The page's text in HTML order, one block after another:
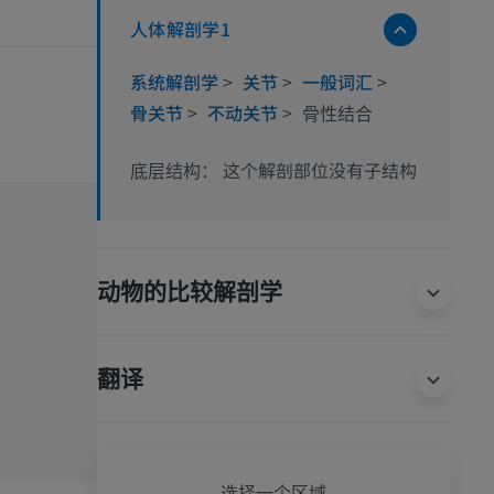
人体解剖学1
系统解剖学 > 关节 > 一般词汇>
骨关节 > 不动关节 > 骨性结合
底层结构： 这个解剖部位没有子结构
动物的比较解剖学
翻译